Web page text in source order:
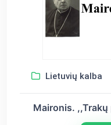
Lietuvių kalba
Maironis. ,,Trakų